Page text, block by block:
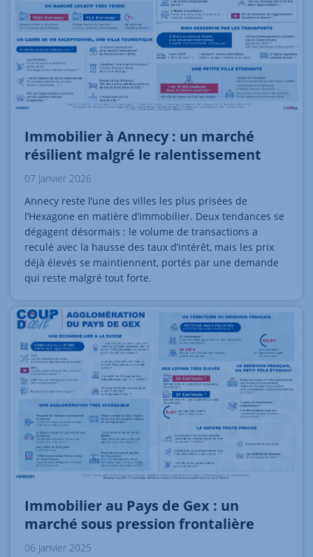
Immobilier à Annecy : un marché
résilient malgré le ralentissement
07 Janvier 2026
Annecy reste l’une des villes les plus prisées de
l’Hexagone en matière d’immobilier. Deux tendances se
dégagent désormais : le volume de transactions a
reculé avec la hausse des taux d’intérêt, mais les prix
déjà élevés se maintiennent, portés par une demande
qui reste malgré tout forte.
Immobilier au Pays de Gex : un
marché sous pression frontalière
06 Janvier 2025